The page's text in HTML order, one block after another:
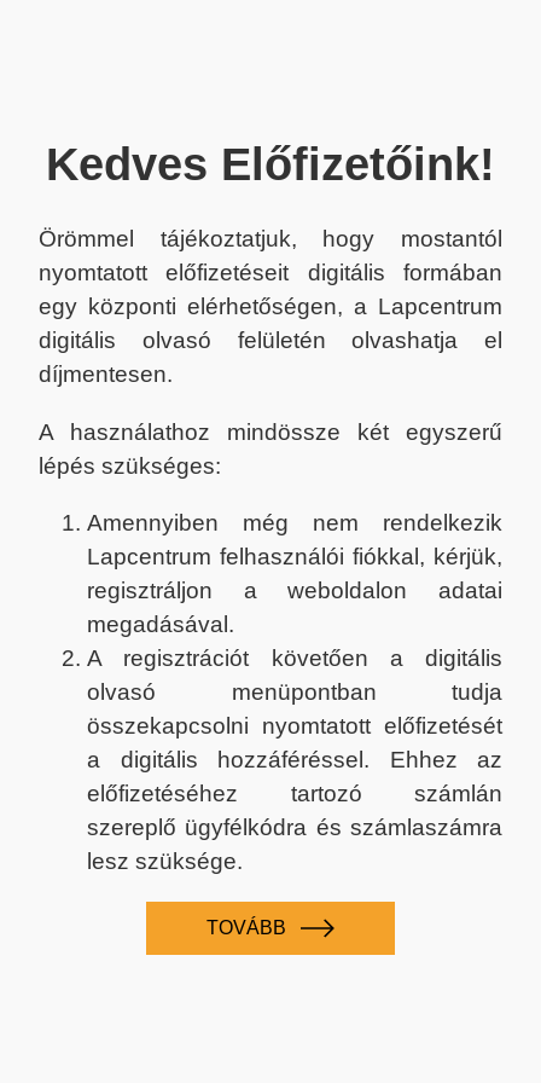
Kedves Előfizetőink!
Örömmel tájékoztatjuk, hogy mostantól
nyomtatott előfizetéseit digitális formában
egy központi elérhetőségen, a Lapcentrum
digitális olvasó felületén olvashatja el
díjmentesen.
A használathoz mindössze két egyszerű
lépés szükséges:
Amennyiben még nem rendelkezik
Lapcentrum felhasználói fiókkal, kérjük,
regisztráljon a weboldalon adatai
megadásával.
A regisztrációt követően a digitális
olvasó menüpontban tudja
összekapcsolni nyomtatott előfizetését
a digitális hozzáféréssel. Ehhez az
előfizetéséhez tartozó számlán
szereplő ügyfélkódra és számlaszámra
lesz szüksége.
TOVÁBB